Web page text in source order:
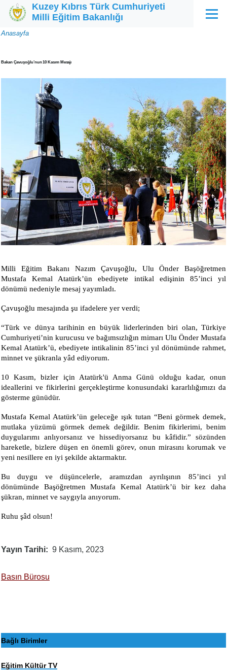
Ana içeriğe atla
Kuzey Kıbrıs Türk Cumhuriyeti
Milli Eğitim Bakanlığı
Menü
Sayfa
Anasayfa
Bakan Çavuşoğlu’nun 10 Kasım Mesajı
Milli Eğitim Bakanı Nazım Çavuşoğlu, Ulu Önder Başöğretmen
Mustafa Kemal Atatürk’ün ebediyete intikal edişinin 85’inci yıl
dönümü nedeniyle mesaj yayımladı.
Çavuşoğlu mesajında şu ifadelere yer verdi;
“Türk ve dünya tarihinin en büyük liderlerinden biri olan, Türkiye
Cumhuriyeti’nin kurucusu ve bağımsızlığın mimarı Ulu Önder Mustafa
Kemal Atatürk’ü, ebediyete intikalinin 85’inci yıl dönümünde rahmet,
minnet ve şükranla yâd ediyorum.
10 Kasım, bizler için Atatürk'ü Anma Günü olduğu kadar, onun
ideallerini ve fikirlerini gerçekleştirme konusundaki kararlılığımızı da
gösterme günüdür.
Mustafa Kemal Atatürk’ün geleceğe ışık tutan “Beni görmek demek,
mutlaka yüzümü görmek demek değildir. Benim fikirlerimi, benim
duygularımı anlıyorsanız ve hissediyorsanız bu kâfidir.” sözünden
hareketle, bizlere düşen en önemli görev, onun mirasını korumak ve
yeni nesillere en iyi şekilde aktarmaktır.
​​Bu duygu ve düşüncelerle, aramızdan ayrılışının 85’inci yıl
dönümünde Başöğretmen Mustafa Kemal Atatürk’ü bir kez daha
şükran, minnet ve saygıyla anıyorum.
Ruhu şâd olsun!
Yayın Tarihi 9 Kasım, 2023
Basın Bürosu
Bağlı Birimler
Eğitim Kültür TV